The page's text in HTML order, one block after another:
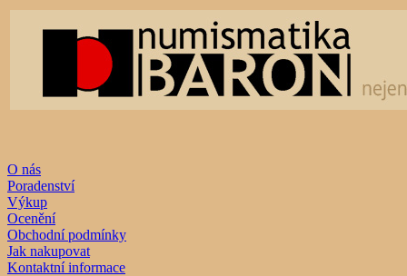
O nás
Poradenství
Výkup
Ocenění
Obchodní podmínky
Jak nakupovat
Kontaktní informace